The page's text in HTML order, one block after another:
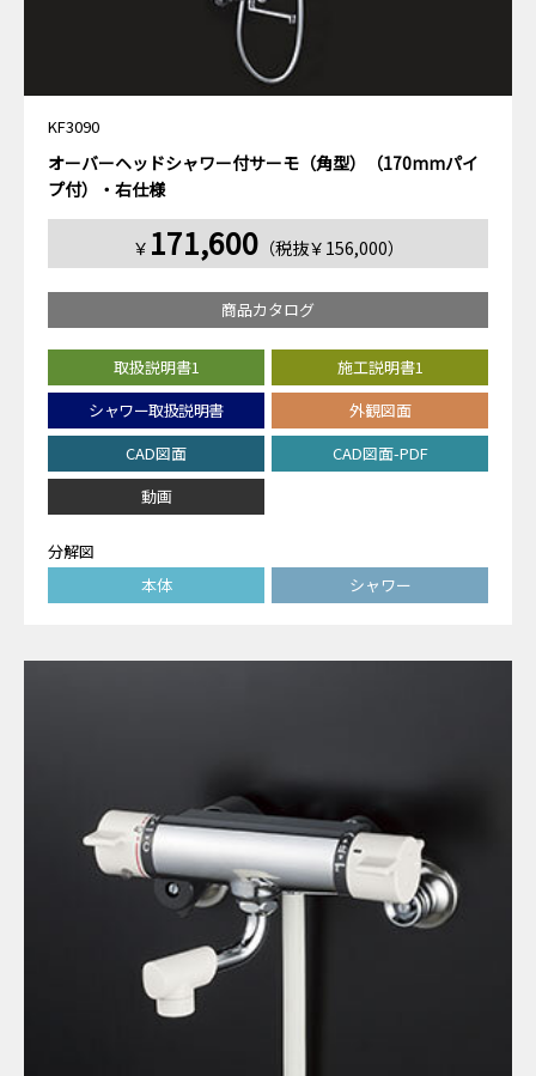
KF3090
オーバーヘッドシャワー付サーモ（角型）（170mmパイ
プ付）・右仕様
￥ 171,600（税抜￥156,000）
商品カタログ
取扱説明書1
施工説明書1
シャワー取扱説明書
外観図面
CAD図面
CAD図面-PDF
動画
分解図
本体
シャワー